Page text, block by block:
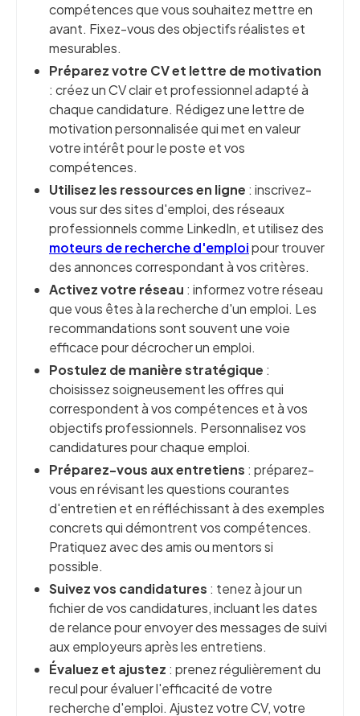
compétences que vous souhaitez mettre en
avant. Fixez-vous des objectifs réalistes et
mesurables.
Préparez votre CV et lettre de motivation
: créez un CV clair et professionnel adapté à
chaque candidature. Rédigez une lettre de
motivation personnalisée qui met en valeur
votre intérêt pour le poste et vos
compétences.
Utilisez les ressources en ligne : inscrivez-
vous sur des sites d'emploi, des réseaux
professionnels comme LinkedIn, et utilisez des
moteurs de recherche d'emploipour trouver
des annonces correspondant à vos critères.
Activez votre réseau : informez votre réseau
que vous êtes à la recherche d'un emploi. Les
recommandations sont souvent une voie
efficace pour décrocher un emploi.
Postulez de manière stratégique :
choisissez soigneusement les offres qui
correspondent à vos compétences et à vos
objectifs professionnels. Personnalisez vos
candidatures pour chaque emploi.
Préparez-vous aux entretiens : préparez-
vous en révisant les questions courantes
d'entretien et en réfléchissant à des exemples
concrets qui démontrent vos compétences.
Pratiquez avec des amis ou mentors si
possible.
Suivez vos candidatures : tenez à jour un
fichier de vos candidatures, incluant les dates
de relance pour envoyer des messages de suivi
aux employeurs après les entretiens.
Évaluez et ajustez : prenez régulièrement du
recul pour évaluer l'efficacité de votre
recherche d'emploi. Ajustez votre CV, votre